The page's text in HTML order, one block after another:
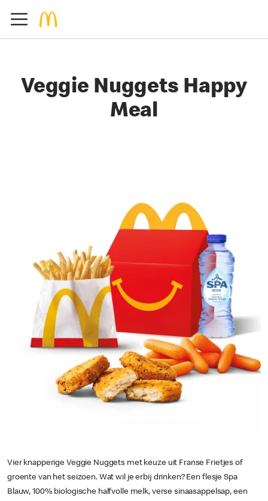
Veggie Nuggets Happy
Meal
Vier knapperige Veggie Nuggets met keuze uit Franse Frietjes of
groente van het seizoen. Wat wil je erbij drinken? Een flesje Spa
Blauw, 100% biologische halfvolle melk, verse sinaasappelsap, een